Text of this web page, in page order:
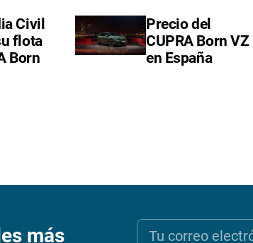
Civil
flota
Born
Precio del
CUPRA Born VZ
en España
más